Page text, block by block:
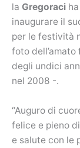
la Gregoraci
inaugurare il
per le festività
foto dell’amato
degli undici
nel 2008 -.
“Auguro di
felice e pieno
e salute con le